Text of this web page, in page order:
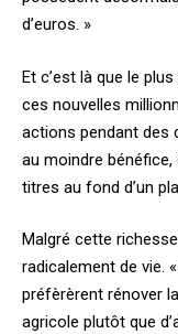
d’euros. »
Et c’est là que le
ces nouvelles
actions pendant des
au moindre
titres au fond d’un
Malgré cette
radicalement de vie.
préfèrèrent rénover
agricole plutôt que